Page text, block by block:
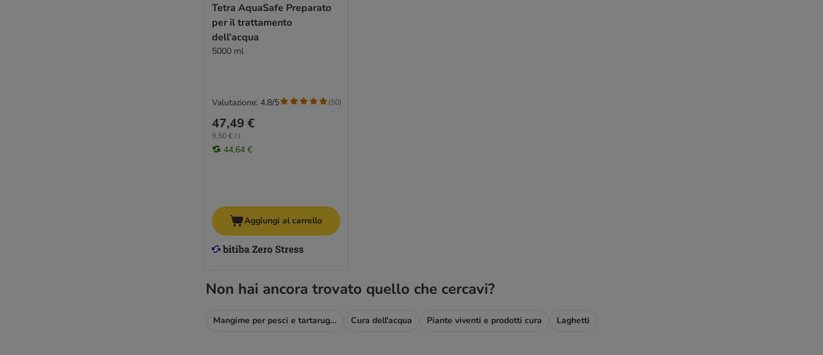
Tetra AquaSafe Preparato
per il trattamento
dell’acqua
5000 ml
47,49 €
9,50 € / l
44,64 €
Valutazione: 4.8/5 (50)
Aggiungi al carrello
Non hai ancora trovato quello che cercavi?
Mangime per pesci e tartarughe Cura dell'acqua Piante viventi e prodotti cura Laghetti